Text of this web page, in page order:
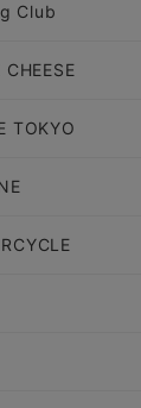
Club
TOKYO